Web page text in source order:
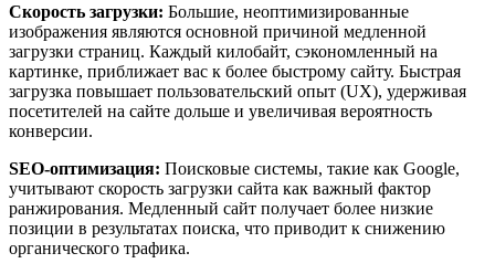
Скорость загрузки: Большие, неоптимизированные
изображения являются основной причиной медленной
загрузки страниц. Каждый килобайт, сэкономленный на
картинке, приближает вас к более быстрому сайту. Быстрая
загрузка повышает пользовательский опыт (UX), удерживая
посетителей на сайте дольше и увеличивая вероятность
конверсии.
SEO-оптимизация: Поисковые системы, такие как Google,
учитывают скорость загрузки сайта как важный фактор
ранжирования. Медленный сайт получает более низкие
позиции в результатах поиска, что приводит к снижению
органического трафика.